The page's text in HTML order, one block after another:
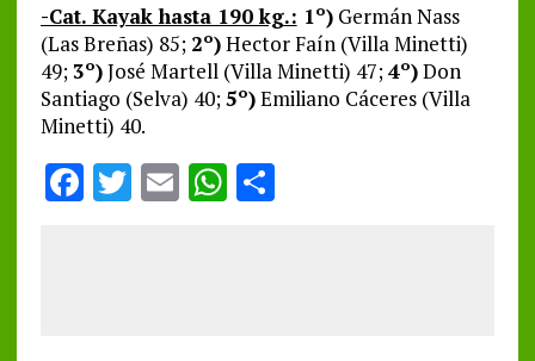
-Cat. Kayak hasta 190 kg.: 1º)Germán Nass
(Las Breñas) 85; 2º)Hector Faín (Villa Minetti)
49;3º)José Martell (Villa Minetti) 47;4º)Don
Santiago (Selva) 40;5º)Emiliano Cáceres (Villa
Minetti) 40.
F T E WS